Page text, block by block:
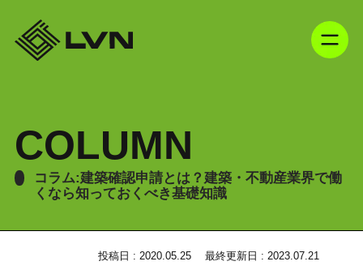
COLUMN
コラム:建築確認申請とは？建築・不動産業界で働
くなら知っておくべき基礎知識
投稿日 : 2020.05.25 最終更新日 : 2023.07.21